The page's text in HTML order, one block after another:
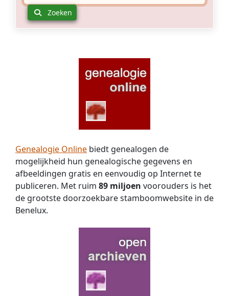
Zoeken
Genealogie Online biedt genealogen de
mogelijkheid hun genealogische gegevens en
afbeeldingen gratis en eenvoudig op Internet te
publiceren. Met ruim 89 miljoen voorouders is het
de grootste doorzoekbare stamboomwebsite in de
Benelux.